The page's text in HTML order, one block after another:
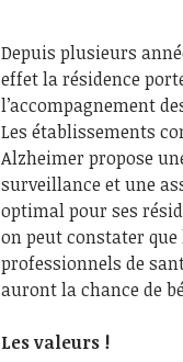
Depuis plusieurs
effet la résidence
l’accompagnement
Les établissements
Alzheimer propose
surveillance et une
optimal pour ses
on peut constater que
professionnels de
auront la chance de
Les valeurs !